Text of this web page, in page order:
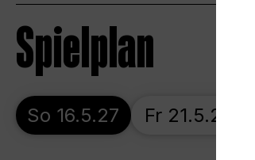
Spielplan
So 16.5.27 Fr 21.5.27